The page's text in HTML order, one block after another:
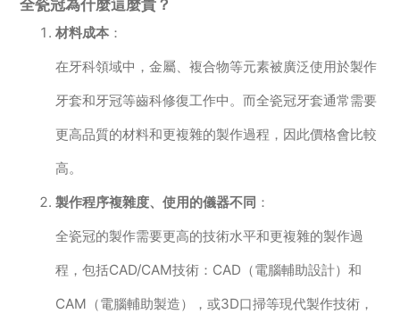
全瓷冠為什麼這麼貴？
材料成本 ：
在牙科領域中，金屬、複合物等元素被廣泛使用於製作
牙套和牙冠等齒科修復工作中。而全瓷冠牙套通常需要
更高品質的材料和更複雜的製作過程，因此價格會比較
高。
製作程序複雜度、使用的儀器不同 ：
全瓷冠的製作需要更高的技術水平和更複雜的製作過
程，包括CAD/CAM技術：CAD（電腦輔助設計）和
CAM（電腦輔助製造），或3D口掃等現代製作技術，